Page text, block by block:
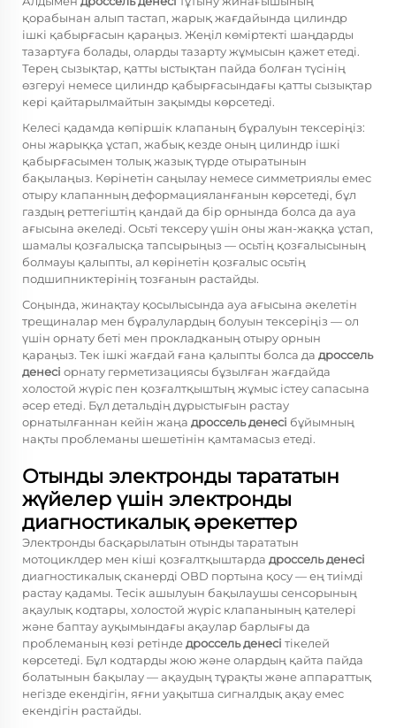
қорабынан алып тастап, жарық жағдайында цилиндр
ішкі қабырғасын қараңыз. Жеңіл көміртекті шаңдарды
тазартуға болады, оларды тазарту жұмысын қажет етеді.
Терең сызықтар, қатты ыстықтан пайда болған түсінің
өзгеруі немесе цилиндр қабырғасындағы қатты сызықтар
кері қайтарылмайтын зақымды көрсетеді.
Келесі қадамда көпіршік клапаның бұралуын тексеріңіз:
оны жарыққа ұстап, жабық кезде оның цилиндр ішкі
қабырғасымен толық жазық түрде отыратынын
бақылаңыз. Көрінетін саңылау немесе симметриялы емес
отыру клапанның деформацияланғанын көрсетеді, бұл
газдың реттегіштің қандай да бір орнында болса да ауа
ағысына әкеледі. Осьті тексеру үшін оны жан-жаққа ұстап,
шамалы қозғалысқа тапсырыңыз — осьтің қозғалысының
болмауы қалыпты, ал көрінетін қозғалыс осьтің
подшипниктерінің тозғанын растайды.
Соңында, жинақтау қосылысында ауа ағысына әкелетін
трещиналар мен бұралулардың болуын тексеріңіз — ол
үшін орнату беті мен прокладканың отыру орнын
қараңыз. Тек ішкі жағдай ғана қалыпты болса да дроссель
денесі орнату герметизациясы бұзылған жағдайда
холостой жүріс пен қозғалтқыштың жұмыс істеу сапасына
әсер етеді. Бұл детальдің дұрыстығын растау
орнатылғаннан кейін жаңа дроссель денесі бұйымның
нақты проблеманы шешетінін қамтамасыз етеді.
Отынды электронды тарататын
жүйелер үшін электронды
диагностикалық әрекеттер
Электронды басқарылатын отынды тарататын
мотоциклдер мен кіші қозғалтқыштарда дроссель денесі
диагностикалық сканерді OBD портына қосу — ең тиімді
растау қадамы. Тесік ашылуын бақылаушы сенсорының
ақаулық кодтары, холостой жүріс клапанының қателері
және баптау ауқымындағы ақаулар барлығы да
проблеманың көзі ретіндедроссель денесі тікелей
көрсетеді. Бұл кодтарды жою және олардың қайта пайда
болатынын бақылау — ақаудың тұрақты және аппараттық
негізде екендігін, яғни уақытша сигналдық ақау емес
екендігін растайды.